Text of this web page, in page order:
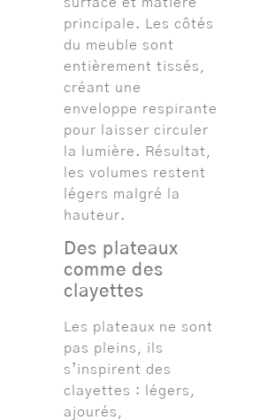
principale. Les côtés
du meuble sont
entièrement tissés,
créant une
enveloppe respirante
pour laisser circuler
la lumière. Résultat,
les volumes restent
légers malgré la
hauteur.
Des plateaux
comme des
clayettes
Les plateaux ne sont
pas pleins, ils
s’inspirent des
clayettes : légers,
ajourés,